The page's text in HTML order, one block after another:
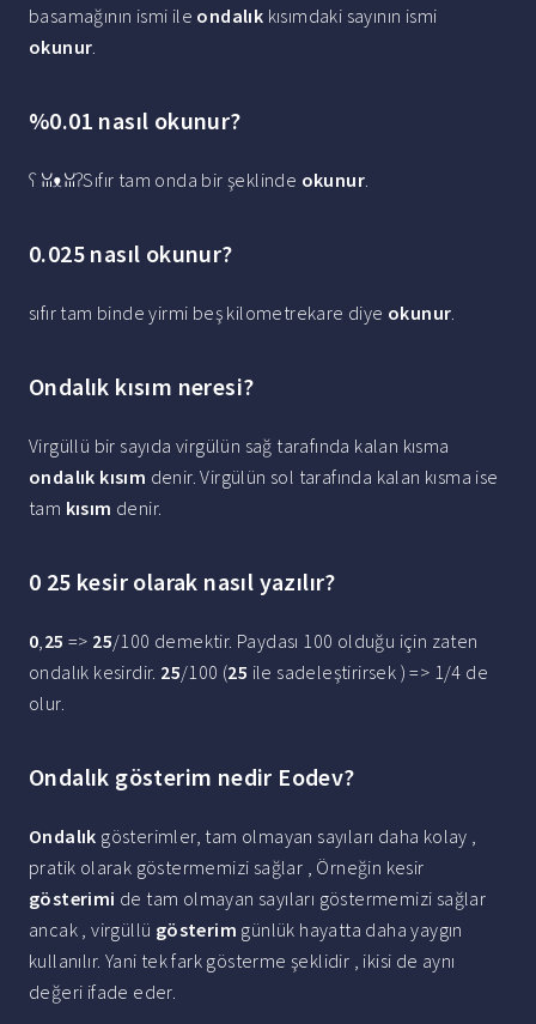
basamağının ismi ile ondalık kısımdaki sayının ismi
okunur.
%0.01 nasıl okunur?
ʕ ꈍᴥꈍʔSıfır tam onda bir şeklinde okunur.
0.025 nasıl okunur?
sıfır tam binde yirmi beş kilometrekare diye okunur.
Ondalık kısım neresi?
Virgüllü bir sayıda virgülün sağ tarafında kalan kısma
ondalık kısım denir. Virgülün sol tarafında kalan kısma ise
tam kısım denir.
0 25 kesir olarak nasıl yazılır?
0,25 => 25/100 demektir. Paydası 100 olduğu için zaten
ondalık kesirdir. 25/100 (25 ile sadeleştirirsek ) => 1/4 de
olur.
Ondalık gösterim nedir Eodev?
Ondalık gösterimler, tam olmayan sayıları daha kolay ,
pratik olarak göstermemizi sağlar , Örneğin kesir
gösterimi de tam olmayan sayıları göstermemizi sağlar
ancak , virgüllü gösterim günlük hayatta daha yaygın
kullanılır. Yani tek fark gösterme şeklidir , ikisi de aynı
değeri ifade eder.